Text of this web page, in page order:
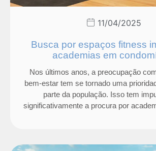
11/04/2025
Busca por espaços fitness
academias em
Nos últimos anos, a preocupação
bem-estar tem se tornado uma
parte da população. Isso tem
significativamente a procura por